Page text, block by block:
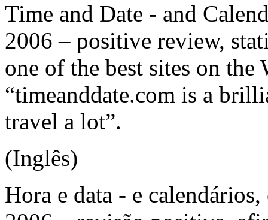
Time and Date - and
2006 – positive review,
one of the best sites on
“timeanddate.com is a
travel a lot”.
(Inglês)
Hora e data - e